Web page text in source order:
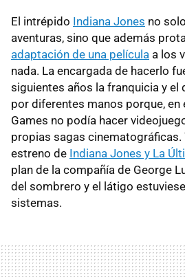
El intrépido Indiana Jones no
aventuras, sino que además
adaptación de una película a los
nada. La encargada de hacerlo
siguientes años la franquicia y el
por diferentes manos porque, en
Games no podía hacer
propias sagas cinematográficas.
estreno de Indiana Jones y La
plan de la compañía de George
del sombrero y el látigo
sistemas.